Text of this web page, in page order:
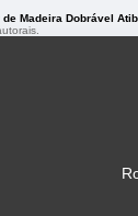
Madeira Dobrável